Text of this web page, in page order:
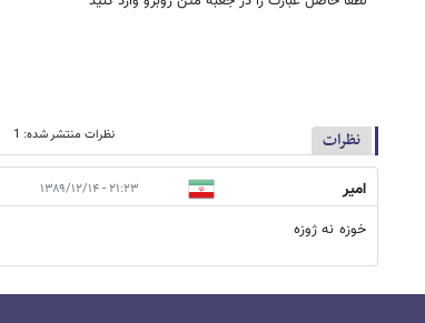
نظرات نظرات منتشر شده: 1
امیر ۲۱:۲۳ - ۱۳۸۹/۱۲/۱۴
خوزه نه ژوزه